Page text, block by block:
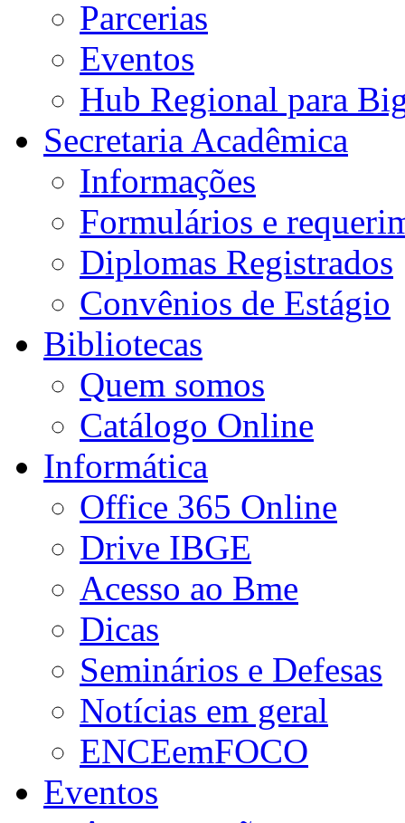
Parcerias
Eventos
Hub Regional para
Secretaria Acadêmica
Informações
Formulários e
Diplomas Registrados
Convênios de Estágio
Bibliotecas
Quem somos
Catálogo Online
Informática
Office 365 Online
Drive IBGE
Acesso ao Bme
Dicas
Seminários e Defesas
Notícias em geral
ENCEemFOCO
Eventos